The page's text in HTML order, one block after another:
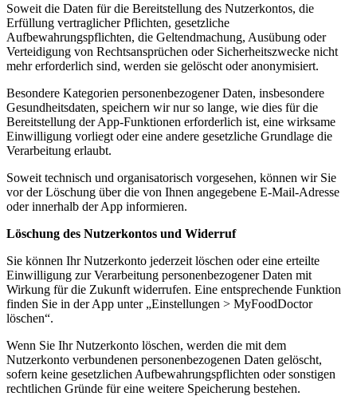
Soweit die Daten für die Bereitstellung des Nutzerkontos, die
Erfüllung vertraglicher Pflichten, gesetzliche
Aufbewahrungspflichten, die Geltendmachung, Ausübung oder
Verteidigung von Rechtsansprüchen oder Sicherheitszwecke nicht
mehr erforderlich sind, werden sie gelöscht oder anonymisiert.
Besondere Kategorien personenbezogener Daten, insbesondere
Gesundheitsdaten, speichern wir nur so lange, wie dies für die
Bereitstellung der App-Funktionen erforderlich ist, eine wirksame
Einwilligung vorliegt oder eine andere gesetzliche Grundlage die
Verarbeitung erlaubt.
Soweit technisch und organisatorisch vorgesehen, können wir Sie
vor der Löschung über die von Ihnen angegebene E-Mail-Adresse
oder innerhalb der App informieren.
Löschung des Nutzerkontos und Widerruf
Sie können Ihr Nutzerkonto jederzeit löschen oder eine erteilte
Einwilligung zur Verarbeitung personenbezogener Daten mit
Wirkung für die Zukunft widerrufen. Eine entsprechende Funktion
finden Sie in der App unter „Einstellungen > MyFoodDoctor
löschen“.
Wenn Sie Ihr Nutzerkonto löschen, werden die mit dem
Nutzerkonto verbundenen personenbezogenen Daten gelöscht,
sofern keine gesetzlichen Aufbewahrungspflichten oder sonstigen
rechtlichen Gründe für eine weitere Speicherung bestehen.